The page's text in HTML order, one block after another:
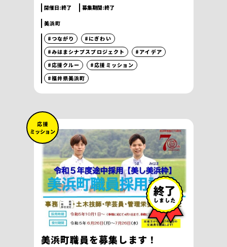
開催日:終了 募集期間:終了
美浜町
#つながり
#にぎわい
#みはまシナプスプロジェクト
#アイデア
#応援クルー
#応援ミッション
#福井県美浜町
応 援
ミッション
美浜町職員を募集します！